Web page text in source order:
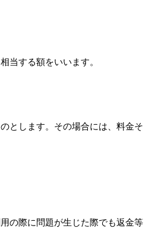
当する額をいいます。
とします。その場合には、料金そ
の際に問題が生じた際でも返金等